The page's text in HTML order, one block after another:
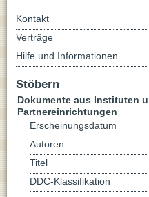
Kontakt
Verträge
Hilfe und Informationen
Stöbern
Dokumente aus Instituten
Partnereinrichtungen
Erscheinungsdatum
Autoren
Titel
DDC-Klassifikation